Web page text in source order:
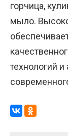
горчица,
мыло.
технологий